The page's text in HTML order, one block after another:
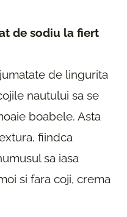
de sodiu la fiert
de lingurita
nautului sa se
boabele. Asta
fiindca
sa iasa
si fara coji, crema